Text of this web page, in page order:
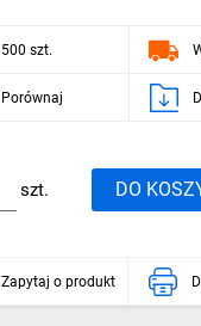
500 szt.
Porównaj
szt. DO
Zapytaj o produkt